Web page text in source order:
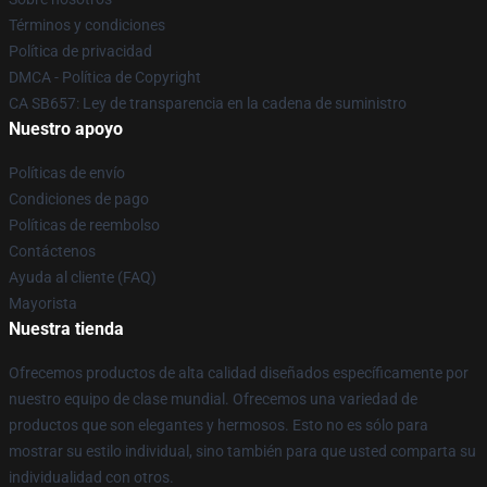
Términos y condiciones
Política de privacidad
DMCA - Política de Copyright
CA SB657: Ley de transparencia en la cadena de suministro
Nuestro apoyo
Políticas de envío
Condiciones de pago
Políticas de reembolso
Contáctenos
Ayuda al cliente (FAQ)
Mayorista
Nuestra tienda
Ofrecemos productos de alta calidad diseñados específicamente por
nuestro equipo de clase mundial. Ofrecemos una variedad de
productos que son elegantes y hermosos. Esto no es sólo para
mostrar su estilo individual, sino también para que usted comparta su
individualidad con otros.